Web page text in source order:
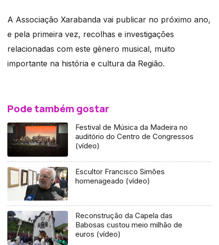
A Associação Xarabanda vai publicar no próximo ano,
e pela primeira vez, recolhas e investigações
relacionadas com este género musical, muito
importante na história e cultura da Região.
Pode também gostar
Festival de Música da Madeira no
auditório do Centro de Congressos
(vídeo)
Escultor Francisco Simões
homenageado (vídeo)
Reconstrução da Capela das
Babosas custou meio milhão de
euros (vídeo)